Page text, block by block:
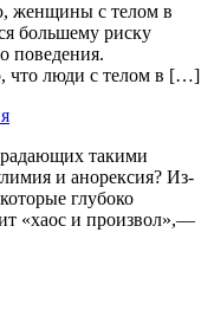
женщины с телом в
большему риску
поведения.
что люди с телом в […]
такими
и анорексия? Из-
глубоко
«хаос и произвол»,—